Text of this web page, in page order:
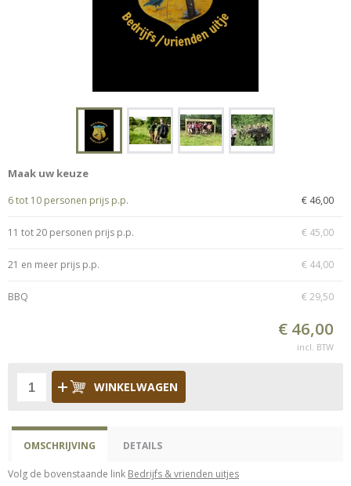
Maak uw keuze
6 tot 10 personen prijs p.p. € 46,00
11 tot 20 personen prijs p.p. € 45,00
21 en meer prijs p.p. € 44,00
BBQ € 29,50
€ 46,00
incl. BTW
WINKELWAGEN
OMSCHRIJVING DETAILS
Volg de bovenstaande link Bedrijfs & vrienden uitjes